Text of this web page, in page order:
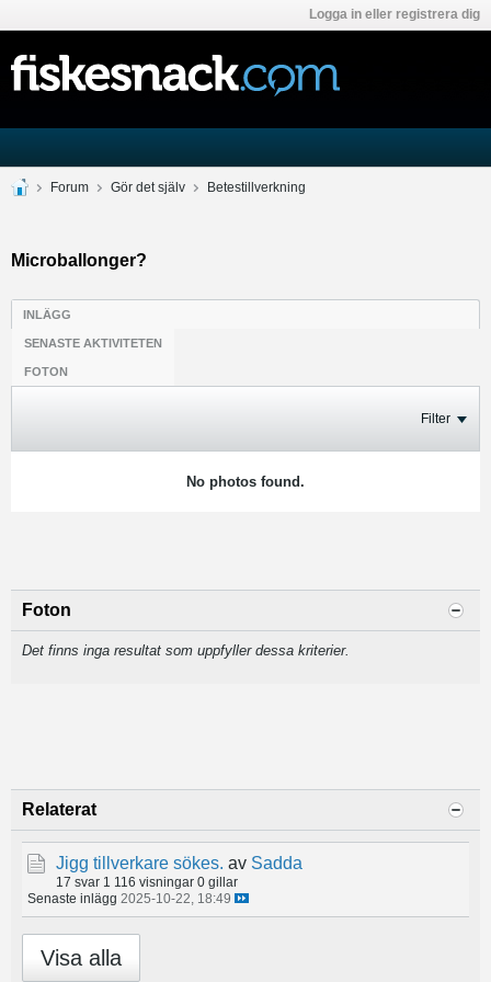
Logga in eller registrera dig
Forum Gör det själv Betestillverkning
Microballonger?
INLÄGG
SENASTE AKTIVITETEN
FOTON
Filter
No photos found.
Foton
Det finns inga resultat som uppfyller dessa kriterier.
Relaterat
Jigg tillverkare sökes. av Sadda
17 svar 1 116 visningar 0 gillar
Senaste inlägg 2025-10-22, 18:49
Visa alla